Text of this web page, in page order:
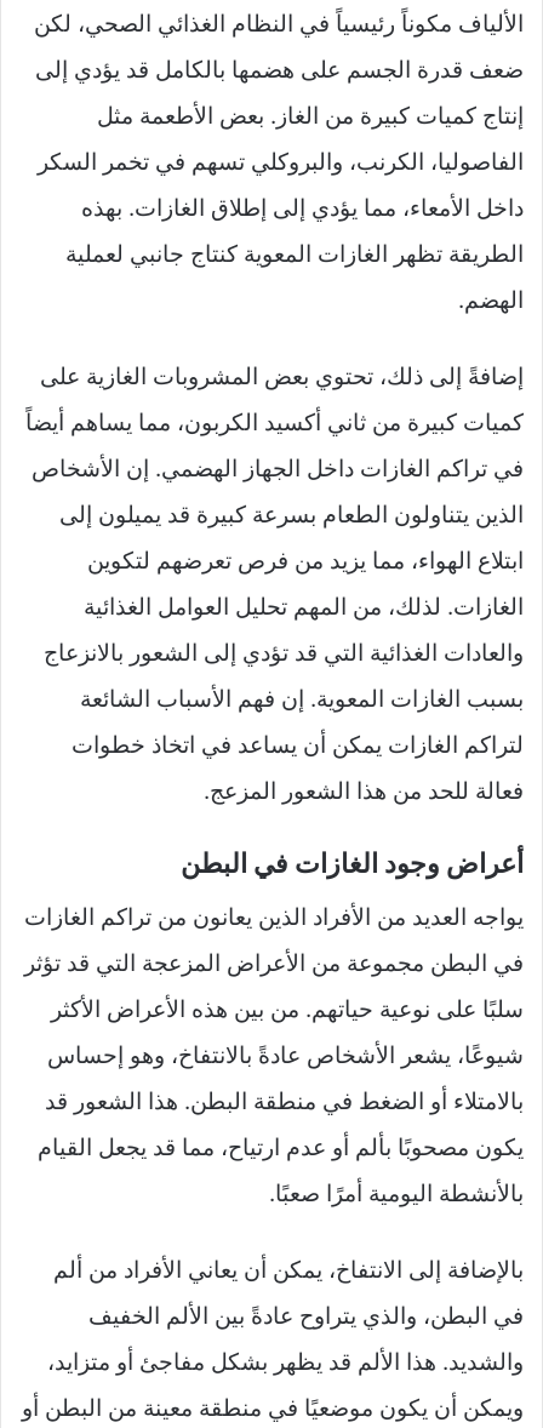
الألياف مكوناً رئيسياً في النظام الغذائي الصحي، لكن
ضعف قدرة الجسم على هضمها بالكامل قد يؤدي إلى
إنتاج كميات كبيرة من الغاز. بعض الأطعمة مثل
الفاصوليا، الكرنب، والبروكلي تسهم في تخمر السكر
داخل الأمعاء، مما يؤدي إلى إطلاق الغازات. بهذه
الطريقة تظهر الغازات المعوية كنتاج جانبي لعملية
الهضم.
إضافةً إلى ذلك، تحتوي بعض المشروبات الغازية على
كميات كبيرة من ثاني أكسيد الكربون، مما يساهم أيضاً
في تراكم الغازات داخل الجهاز الهضمي. إن الأشخاص
الذين يتناولون الطعام بسرعة كبيرة قد يميلون إلى
ابتلاع الهواء، مما يزيد من فرص تعرضهم لتكوين
الغازات. لذلك، من المهم تحليل العوامل الغذائية
والعادات الغذائية التي قد تؤدي إلى الشعور بالانزعاج
بسبب الغازات المعوية. إن فهم الأسباب الشائعة
لتراكم الغازات يمكن أن يساعد في اتخاذ خطوات
فعالة للحد من هذا الشعور المزعج.
أعراض وجود الغازات في البطن
يواجه العديد من الأفراد الذين يعانون من تراكم الغازات
في البطن مجموعة من الأعراض المزعجة التي قد تؤثر
سلبًا على نوعية حياتهم. من بين هذه الأعراض الأكثر
شيوعًا، يشعر الأشخاص عادةً بالانتفاخ، وهو إحساس
بالامتلاء أو الضغط في منطقة البطن. هذا الشعور قد
يكون مصحوبًا بألم أو عدم ارتياح، مما قد يجعل القيام
بالأنشطة اليومية أمرًا صعبًا.
بالإضافة إلى الانتفاخ، يمكن أن يعاني الأفراد من ألم
في البطن، والذي يتراوح عادةً بين الألم الخفيف
والشديد. هذا الألم قد يظهر بشكل مفاجئ أو متزايد،
ويمكن أن يكون موضعيًا في منطقة معينة من البطن أو